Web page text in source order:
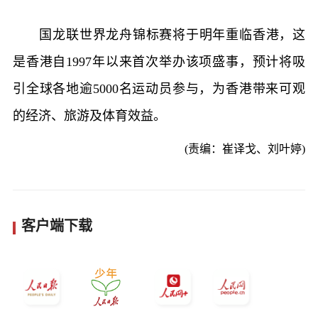
国龙联世界龙舟锦标赛将于明年重临香港，这
是香港自1997年以来首次举办该项盛事，预计将吸
引全球各地逾5000名运动员参与，为香港带来可观
的经济、旅游及体育效益。
(责编：崔译戈、刘叶婷)
客户端下载